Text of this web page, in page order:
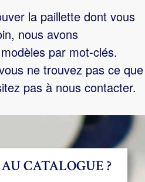
la paillette dont vous
nous avons
par mot-clés.
ne trouvez pas ce que
pas à nous contacter.
CATALOGUE ?